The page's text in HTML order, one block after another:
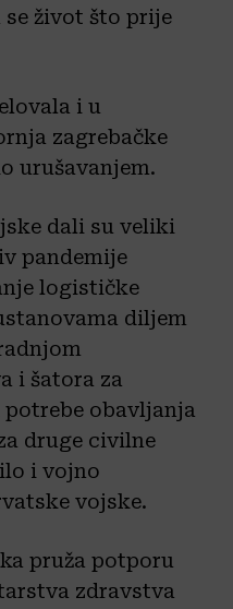
život što prije
i u
zagrebačke
urušavanjem.
dali su veliki
pandemije
logističke
diljem
i šatora za
obavljanja
druge civilne
i vojno
vojske.
pruža potporu
zdravstva